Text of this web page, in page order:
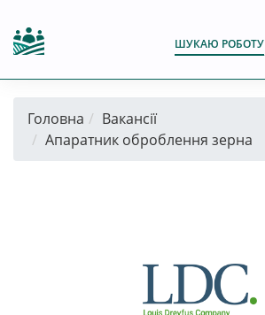
ШУКАЮ РОБОТУ
Головна
Вакансії
Апаратник оброблення зерна